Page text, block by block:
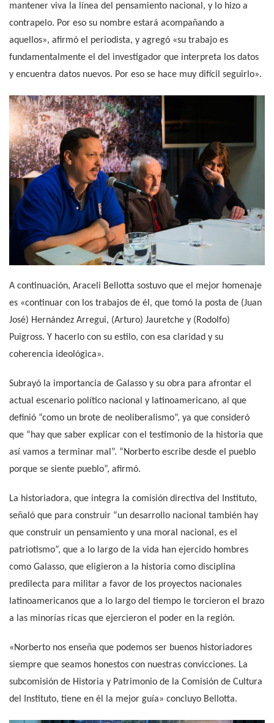
mantener viva la línea del pensamiento nacional, y lo hizo a
contrapelo. Por eso su nombre estará acompañando a
aquellos», afirmó el periodista, y agregó «su trabajo es
fundamentalmente el del investigador que interpreta los datos
y encuentra datos nuevos. Por eso se hace muy difícil seguirlo».
A continuación, Araceli Bellotta sostuvo que el mejor homenaje
es «continuar con los trabajos de él, que tomó la posta de (Juan
José) Hernández Arregui, (Arturo) Jauretche y (Rodolfo)
Puigross. Y hacerlo con su estilo, con esa claridad y su
coherencia ideológica».
Subrayó la importancia de Galasso y su obra para afrontar el
actual escenario político nacional y latinoamericano, al que
definió “como un brote de neoliberalismo”, ya que consideró
que “hay que saber explicar con el testimonio de la historia que
así vamos a terminar mal”. “Norberto escribe desde el pueblo
porque se siente pueblo”, afirmó.
La historiadora, que integra la comisión directiva del Instituto,
señaló que para construir “un desarrollo nacional también hay
que construir un pensamiento y una moral nacional, es el
patriotismo”, que a lo largo de la vida han ejercido hombres
como Galasso, que eligieron a la historia como disciplina
predilecta para militar a favor de los proyectos nacionales
latinoamericanos que a lo largo del tiempo le torcieron el brazo
a las minorías ricas que ejercieron el poder en la región.
«Norberto nos enseña que podemos ser buenos historiadores
siempre que seamos honestos con nuestras convicciones. La
subcomisión de Historia y Patrimonio de la Comisión de Cultura
del Instituto, tiene en él la mejor guía» concluyo Bellotta.